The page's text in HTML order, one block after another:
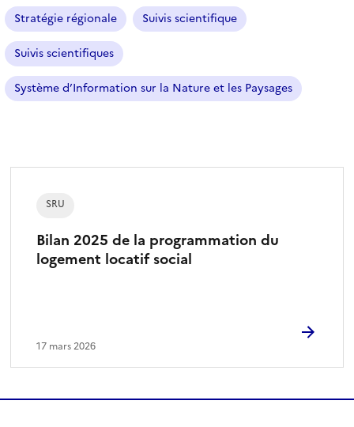
f
i
l
t
r
e
l
Stratégie régionale Suivis scientifique
Suivis scientifiques
Système d’Information sur la Nature et les Paysages
Bilan 2025 de la programmation du
logement locatif social
SRU
17 mars 2026